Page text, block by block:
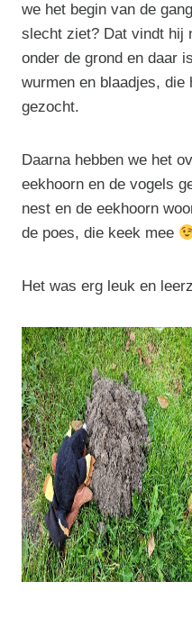
we het begin van de
slecht ziet? Dat vindt hij
onder de grond en daar
wurmen en blaadjes, die
gezocht.
Daarna hebben we het
eekhoorn en de vogels
nest en de eekhoorn
de poes, die keek mee
Het was erg leuk en